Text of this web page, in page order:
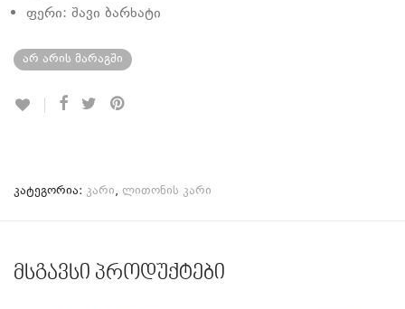
ფერი: შავი ბარხატი
არ არის მარაგში
კატეგორია: კარი, ლითონის კარი
მსგავსი პროდუქტები